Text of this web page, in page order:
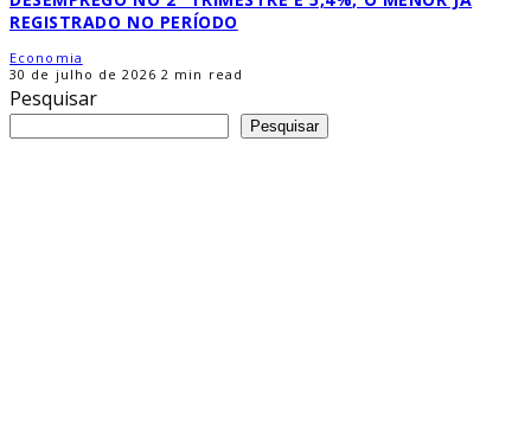
REGISTRADO NO PERÍODO
Economia
30 de julho de 2026 2 min read
Pesquisar
Pesquisar